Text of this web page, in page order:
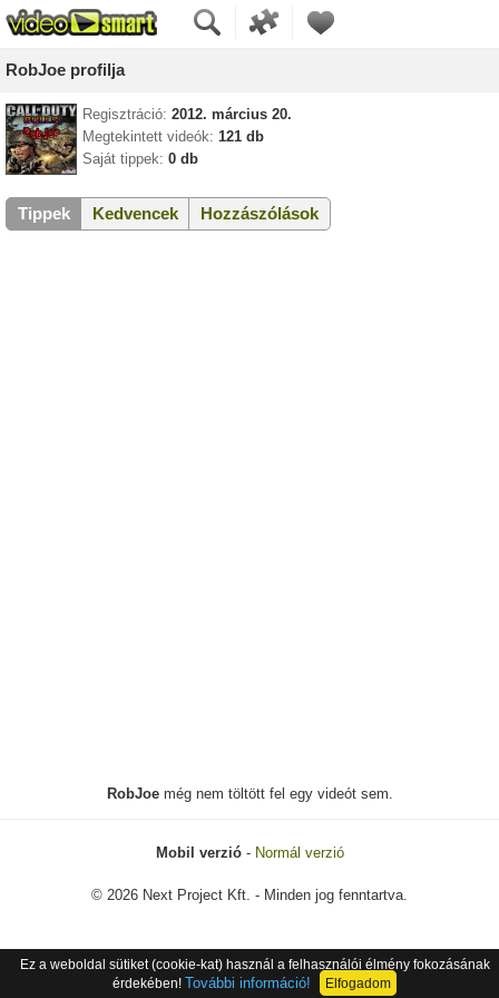
RobJoe profilja
Regisztráció: 2012. március 20.
Megtekintett videók: 121 db
Saját tippek: 0 db
Tippek Kedvencek Hozzászólások
RobJoemég nem töltött fel egy videót sem.
Mobil verzió- Normál verzió
© 2026 Next Project Kft. - Minden jog fenntartva.
Ez a weboldal sütiket (cookie-kat) használ a felhasználói élmény fokozásának
érdekében! További információ! Elfogadom